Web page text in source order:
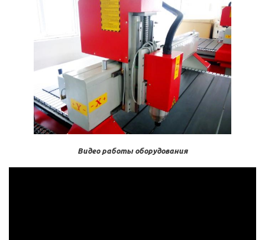
Видео работы оборудования